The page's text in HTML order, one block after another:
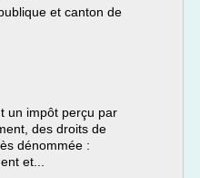
et canton de
un impôt perçu par
des droits de
dénommée :
et...